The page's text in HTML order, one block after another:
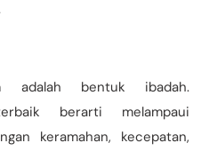
adalah bentuk ibadah.
berarti melampaui
keramahan, kecepatan,